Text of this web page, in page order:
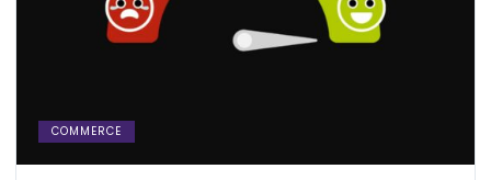
COMMERCE